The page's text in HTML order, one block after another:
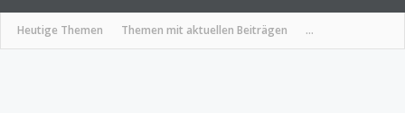
Heutige Themen Themen mit aktuellen Beiträgen ...